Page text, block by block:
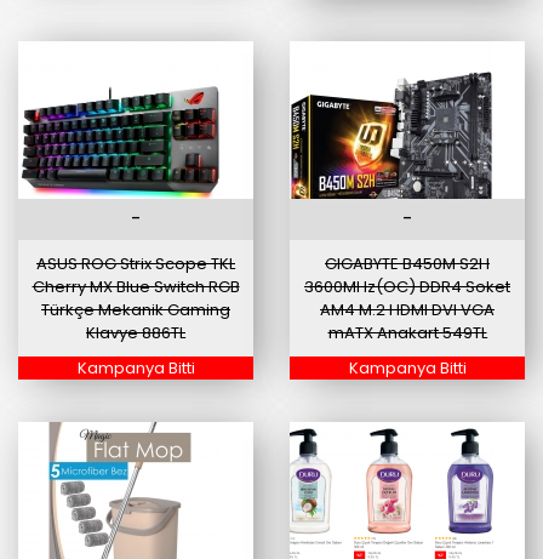
-
ASUS ROG Strix Scope TKL
Cherry MX Blue Switch RGB
Türkçe Mekanik Gaming
Klavye 886TL
Kampanya Bitti
-
GIGABYTE B450M S2H
3600MHz(OC) DDR4 Soket
AM4 M.2 HDMI DVI VGA
mATX Anakart 549TL
Kampanya Bitti